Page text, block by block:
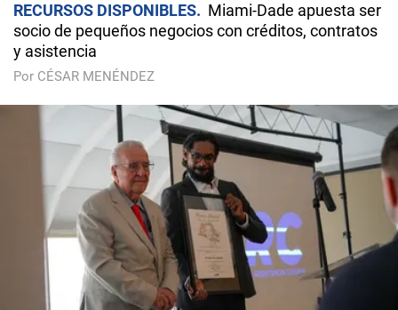
RECURSOS DISPONIBLES
Miami-Dade apuesta ser
socio de pequeños negocios con créditos, contratos
y asistencia
Por CÉSAR MENÉNDEZ